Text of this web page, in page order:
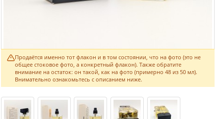
Продаётся именно тот флакон и в том состоянии, что на фото (это не
общее стоковое фото, а конкретный флакон). Также обратите
внимание на остаток: он такой, как на фото (примерно 48 из 50 мл).
Внимательно ознакомьтесь с описанием ниже.